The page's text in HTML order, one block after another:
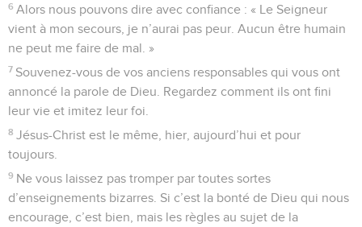
6 Alors nous pouvons dire avec confiance : « Le Seigneur
vient à mon secours, je n’aurai pas peur. Aucun être humain
ne peut me faire de mal. »
7 Souvenez-vous de vos anciens responsables qui vous ont
annoncé la parole de Dieu. Regardez comment ils ont fini
leur vie et imitez leur foi.
8 Jésus-Christ est le même, hier, aujourd’hui et pour
toujours.
9 Ne vous laissez pas tromper par toutes sortes
d’enseignements bizarres. Si c’est la bonté de Dieu qui nous
encourage, c’est bien, mais les règles au sujet de la